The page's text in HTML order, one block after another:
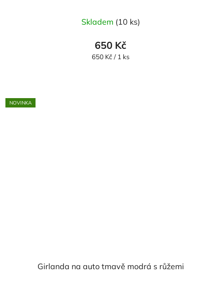
hodnocení
produktu
je
Skladem (10 ks)
650 Kč
Měrná
650 Kč / 1 ks
NOVINKA
Girlanda na auto tmavě modrá s růžemi